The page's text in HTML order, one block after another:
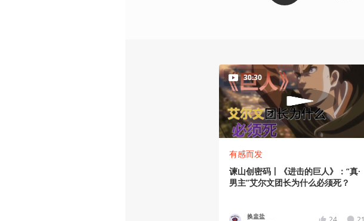
30:30
有感而发
谏山创密码丨《进击的巨人》：“真·
男主”艾尔文团长为什么必须死？
换盅盐